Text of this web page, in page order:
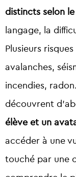
distincts selon
langage, la
Plusieurs
avalanches,
incendies,
découvrent
élève et un
accéder à une
touché par une